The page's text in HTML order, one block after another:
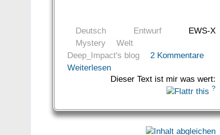
Deutsch Entwurf
EWS-X
Mystery
Welt
Deep_Impact's blog
2 Kommentare
Weiterlesen
Dieser Text ist mir was wert:
?